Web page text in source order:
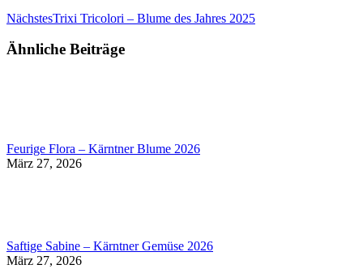
NächstesNächster
Trixi Tricolori – Blume des Jahres 2025
Ähnliche Beiträge
Feurige Flora – Kärntner Blume 2026
März 27, 2026
Saftige Sabine – Kärntner Gemüse 2026
März 27, 2026